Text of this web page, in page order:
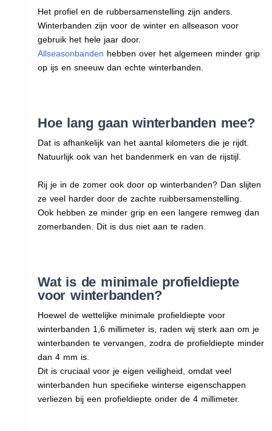
Het profiel en de rubbersamenstelling zijn anders.
Winterbanden zijn voor de winter en allseason voor
gebruik het hele jaar door.
Allseasonbanden hebben over het algemeen minder grip
op ijs en sneeuw dan echte winterbanden.
Hoe lang gaan winterbanden mee?
Dat is afhankelijk van het aantal kilometers die je rijdt.
Natuurlijk ook van het bandenmerk en van de rijstijl.
Rij je in de zomer ook door op winterbanden? Dan slijten
ze veel harder door de zachte ruibbersamenstelling.
Ook hebben ze minder grip en een langere remweg dan
zomerbanden. Dit is dus niet aan te raden.
Wat is de minimale profieldiepte
voor winterbanden?
Hoewel de wettelijke minimale profieldiepte voor
winterbanden 1,6 millimeter is, raden wij sterk aan om je
winterbanden te vervangen, zodra de profieldiepte minder
dan 4 mm is.
Dit is cruciaal voor je eigen veiligheid, omdat veel
winterbanden hun specifieke winterse eigenschappen
verliezen bij een profieldiepte onder de 4 millimeter.